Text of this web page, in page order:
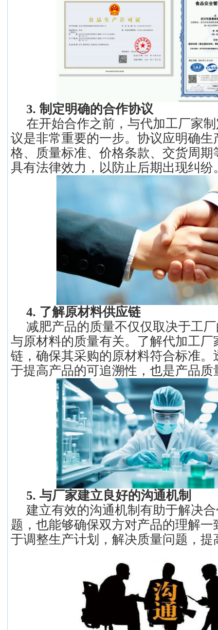
3. 制定明确的合作协议
在开始合作之前，与代加工厂家
议是非常重要的一步。协议应明确生
格、质量标准、价格条款、交货周期
具有法律效力，以防止后期出现纠纷
4. 了解原材料供应链
减肥产品的质量不仅仅取决于工
与原材料的质量有关。了解代加工厂
链，确保其采购的原材料符合标准。
于提高产品的可追溯性，也是产品质
5. 与厂家建立良好的沟通机制
建立有效的沟通机制有助于解决
题，也能够确保双方对产品的理解
于调整生产计划，解决质量问题，提